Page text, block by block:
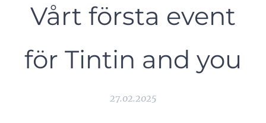
Vårt första event
för Tintin and you
27.02.2025